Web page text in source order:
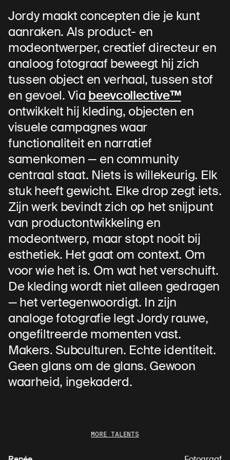
Jordy maakt concepten die je kunt
aanraken. Als product- en
modeontwerper, creatief directeur en
analoog fotograaf beweegt hij zich
tussen object en verhaal, tussen stof
en gevoel. Via beevcollective™
ontwikkelt hij kleding, objecten en
visuele campagnes waar
functionaliteit en narratief
samenkomen — en community
centraal staat. Niets is willekeurig. Elk
stuk heeft gewicht. Elke drop zegt iets.
Zijn werk bevindt zich op het snijpunt
van productontwikkeling en
modeontwerp, maar stopt nooit bij
esthetiek. Het gaat om context. Om
voor wie het is. Om wat het verschuift.
De kleding wordt niet alleen gedragen
— het vertegenwoordigt. In zijn
analoge fotografie legt Jordy rauwe,
ongefiltreerde momenten vast.
Makers. Subculturen. Echte identiteit.
Geen glans om de glans. Gewoon
waarheid, ingekaderd.
MORE TALENTS